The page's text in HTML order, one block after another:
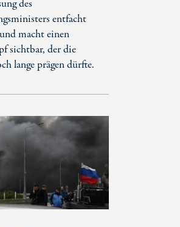
des
entfacht
macht einen
sichtbar, der die
lange prägen dürfte.